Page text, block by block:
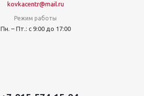
kovkacentr@mail.ru
Режим работы
Пн. – Пт.: с 9:00 до 17:00